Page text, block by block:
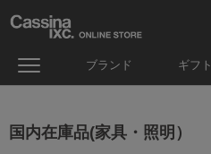
ブランド ギフト
国内在庫品(家具・照明）